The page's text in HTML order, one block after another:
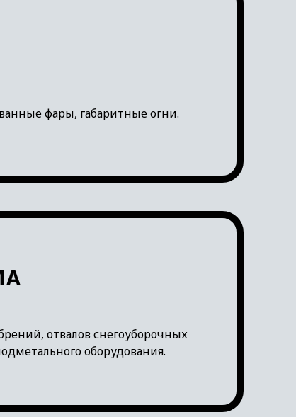
фары, габаритные огни.
отвалов снегоуборочных
оборудования.